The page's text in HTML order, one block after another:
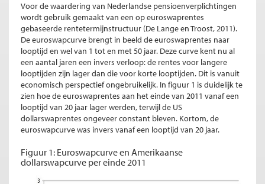
Voor de waardering van Nederlandse pensioenverplichtingen
wordt gebruik gemaakt van een op euroswaprentes
gebaseerde rentetermijnstructuur (De Lange en Troost, 2011).
De euroswapcurve brengt in beeld de euroswaprentes naar
looptijd en wel van 1 tot en met 50 jaar. Deze curve kent nu al
een aantal jaren een invers verloop: de rentes voor langere
looptijden zijn lager dan die voor korte looptijden. Dit is vanuit
economisch perspectief ongebruikelijk. In figuur 1 is duidelijk te
zien hoe de euroswaprentes aan het einde van 2011 vanaf een
looptijd van 20 jaar lager werden, terwijl de US
dollarswaprentes ongeveer constant bleven. Kortom, de
euroswapcurve was invers vanaf een looptijd van 20 jaar.
Figuur 1: Euroswapcurve en Amerikaanse
dollarswapcurve per einde 2011